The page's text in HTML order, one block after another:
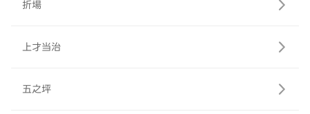
折場
上才当治
五之坪